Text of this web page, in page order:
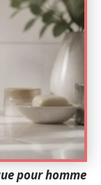
pour homme